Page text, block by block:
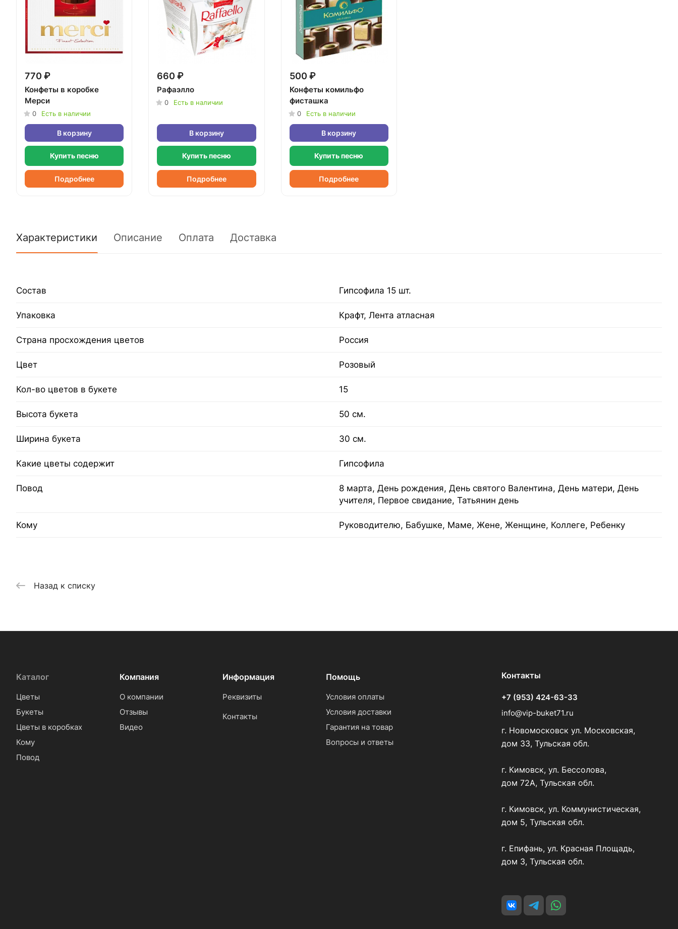
770 ₽
Конфеты в коробке
Мерси
0 Есть в наличии
В корзину
Купить песню
Подробнее
660 ₽
Рафаэлло
0 Есть в наличии
В корзину
Купить песню
Подробнее
500 ₽
Конфеты комильфо
фисташка
0 Есть в наличии
В корзину
Купить песню
Подробнее
Характеристики Описание Оплата Доставка
Состав Гипсофила 15 шт.
Упаковка Крафт, Лента атласная
Страна просхождения цветов Россия
Цвет Розовый
Кол-во цветов в букете 15
Высота букета 50 см.
Ширина букета 30 см.
Какие цветы содержит Гипсофила
Повод
8 марта, День рождения, День святого Валентина, День матери, День
учителя, Первое свидание, Татьянин день
Кому Руководителю, Бабушке, Маме, Жене, Женщине, Коллеге, Ребенку
Назад к списку
Каталог
Цветы
Букеты
Цветы в коробках
Кому
Повод
Компания
О компании
Отзывы
Видео
Информация
Реквизиты
Контакты
Помощь
Условия оплаты
Условия доставки
Гарантия на товар
Вопросы и ответы
Контакты
+7 (953) 424-63-33
info@vip-buket71.ru
г. Новомосковск ул. Московская,
дом 33, Тульская обл.
г. Кимовск, ул. Бессолова,
дом 72А, Тульская обл.
г. Кимовск, ул. Коммунистическая,
дом 5, Тульская обл.
г. Епифань, ул. Красная Площадь,
дом 3, Тульская обл.